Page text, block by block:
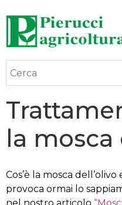
la mosca
Cos’è la mosca
provoca ormai lo